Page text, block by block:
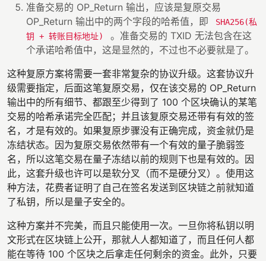
准备交易的 OP_Return 输出，应该是复原交易
OP_Return 输出中的两个字段的哈希值，即
SHA256(私
钥 + 转账目标地址)
。准备交易的 TXID 无法包含在这
个承诺哈希值中，这是显然的，不过也不必要就是了。
这种复原方案将需要一套非常复杂的协议升级。这套协议升
级需要指定，后面这笔复原交易，仅在该交易的 OP_Return
输出中的所有细节、都跟至少得到了 100 个区块确认的某笔
交易的哈希承诺完全匹配；并且该复原交易还带有有效的签
名，才是有效的。如果复原步骤没有正确完成，资金就仍是
冻结状态。因为复原交易依然带有一个有效的量子脆弱签
名，所以这笔交易在量子冻结以前的规则下也是有效的。因
此，这套升级也许可以是软分叉（而不是硬分叉）。使用这
种方法，花费者证明了自己在签名发送到区块链之前就知道
了私钥，所以是量子安全的。
这种方案并不完美，而且只能使用一次。一旦你将私钥以明
文形式在区块链上公开，那就人人都知道了，而且任何人都
能在等待 100 个区块之后拿走任何剩余的资金。此外，只要